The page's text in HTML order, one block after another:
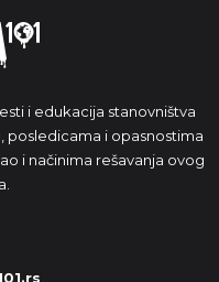
i edukacija stanovništva
posledicama i opasnostima
i načinima rešavanja ovog